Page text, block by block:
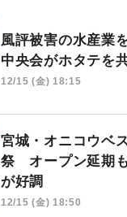
風評被害の水産業
中央会がホタテを
12/15 (金) 18:15
宮城・オニコウベ
祭 オープン延期
が好調
12/15 (金) 18:50